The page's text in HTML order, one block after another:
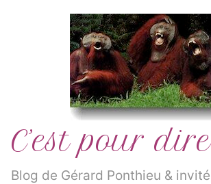
C’est pour dire
Blog de Gérard Ponthieu &